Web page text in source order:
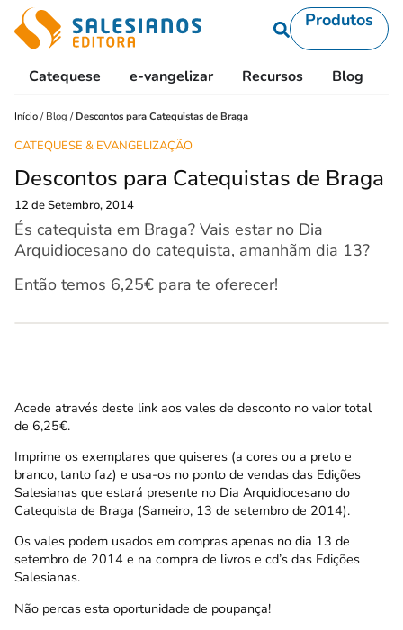
Produtos
Catequese e-vangelizar Recursos Blog
Início / Blog /Descontos para Catequistas de Braga
CATEQUESE & EVANGELIZAÇÃO
Descontos para Catequistas de Braga
12 de Setembro, 2014
És catequista em Braga? Vais estar no Dia
Arquidiocesano do catequista, amanhãm dia 13?
Então temos 6,25€ para te oferecer!
Acede através deste link aos vales de desconto no valor total
de 6,25€.
Imprime os exemplares que quiseres (a cores ou a preto e
branco, tanto faz) e usa-os no ponto de vendas das Edições
Salesianas que estará presente no Dia Arquidiocesano do
Catequista de Braga (Sameiro, 13 de setembro de 2014).
Os vales podem usados em compras apenas no dia 13 de
setembro de 2014 e na compra de livros e cd’s das Edições
Salesianas.
Não percas esta oportunidade de poupança!